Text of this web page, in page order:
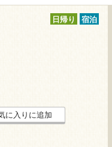
日帰り 宿泊
に入りに追加